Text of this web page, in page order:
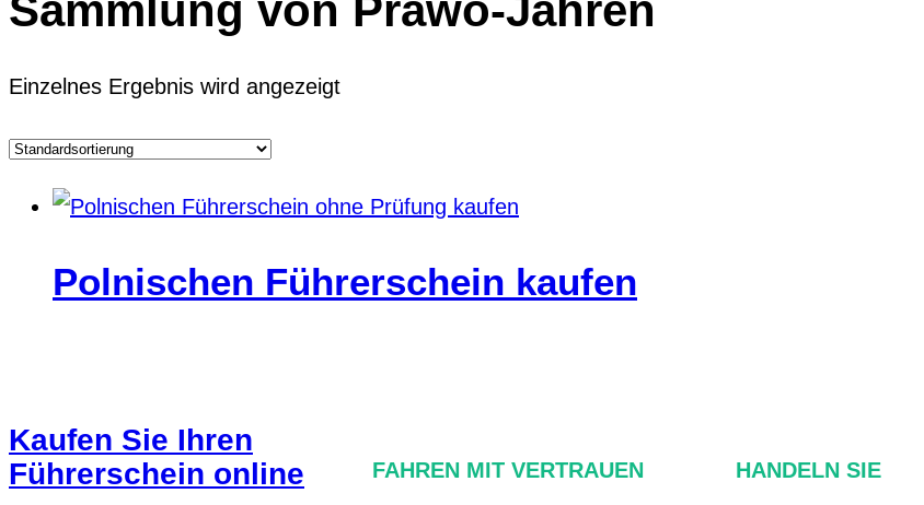
Sammlung von Prawo-Jahren
Einzelnes Ergebnis wird angezeigt
Polnischen Führerschein kaufen
Kaufen Sie Ihren
Führerschein online
FAHREN MIT VERTRAUEN HANDELN SIE